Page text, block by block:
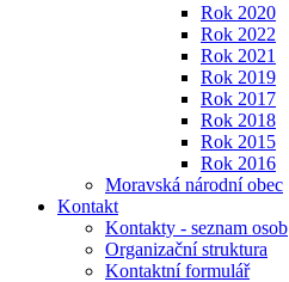
Rok 2020
Rok 2022
Rok 2021
Rok 2019
Rok 2017
Rok 2018
Rok 2015
Rok 2016
Moravská národní obec
Kontakt
Kontakty - seznam osob
Organizační struktura
Kontaktní formulář